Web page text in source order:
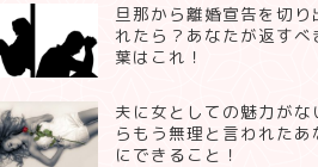
旦那から離婚宣告を切り
れたら？あなたが返すべ
葉はこれ！
夫に女としての魅力がな
らもう無理と言われたあ
にできること！